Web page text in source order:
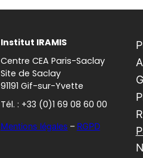
Institut IRAMIS
Centre CEA Paris-Saclay
Site de Saclay
91191 Gif-sur-Yvette
Tél. : +33 (0)1 69 08 60 00
Mentions légales – RGPD